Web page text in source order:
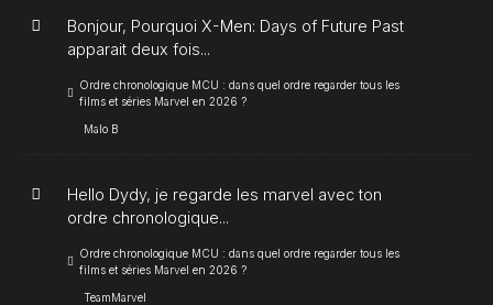
Bonjour, Pourquoi X-Men: Days of Future Past
apparait deux fois...
Ordre chronologique MCU : dans quel ordre regarder tous les
films et séries Marvel en 2026 ?
Malo B
Hello Dydy, je regarde les marvel avec ton
ordre chronologique...
Ordre chronologique MCU : dans quel ordre regarder tous les
films et séries Marvel en 2026 ?
TeamMarvel